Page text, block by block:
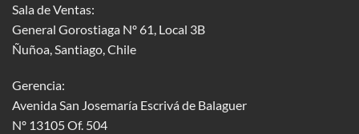
Sala de Ventas:
General Gorostiaga Nº 61, Local 3B
Ñuñoa, Santiago, Chile
Gerencia:
Avenida San Josemaría Escrivá de Balaguer
Nº 13105 Of. 504